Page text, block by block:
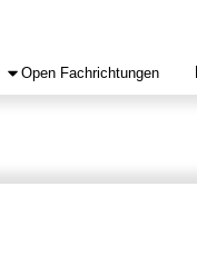
Open Fachrichtungen